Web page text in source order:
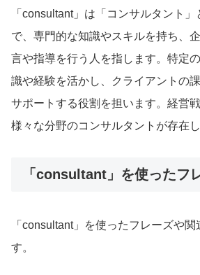
「consultant」は「コンサルタント
で、専門的な知識やスキルを持ち、
言や指導を行う人を指します。特定
識や経験を活かし、クライアントの
サポートする役割を担います。経営戦
様々な分野のコンサルタントが存在し
「consultant」を使ったフ
「consultant」を使ったフレーズや関
す。